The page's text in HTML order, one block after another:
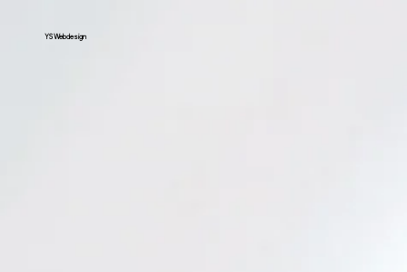
YS Webdesign